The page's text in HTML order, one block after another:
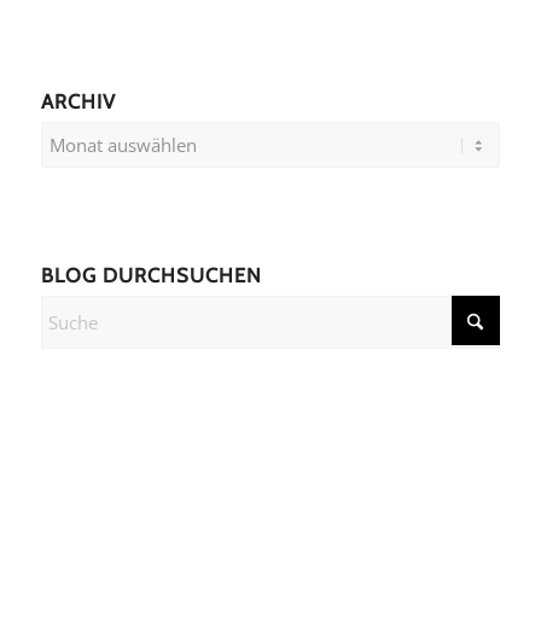
ARCHIV
BLOG DURCHSUCHEN